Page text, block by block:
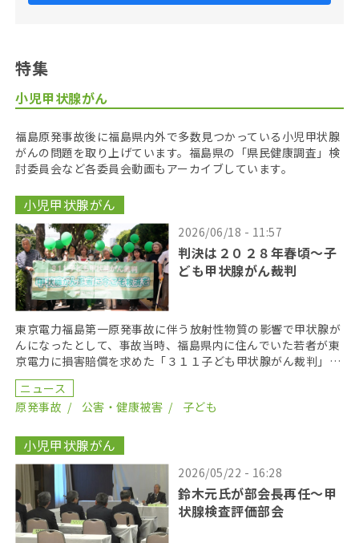
特集
小児甲状腺がん
福島原発事故後に福島県内外で多数見つかっている小児甲状腺
がんの問題を取り上げています。福島県の「県民健康調査」検
討委員会など各委員会動画もアーカイブしています。
小児甲状腺がん
2026/06/18 - 11:57
判決は２０２８年春頃〜子
ども甲状腺がん裁判
東京電力福島第一原発事故に伴う放射性物質の影響で甲状腺が
んになったとして、事故当時、福島県内に住んでいた若者が東
京電力に損害賠償を求めた「３１１子ども甲状腺がん裁判」の
第１８回口頭弁論が２０２６年６月１７日に開かれた。裁 […]
ニュース
原発事故
公害・健康被害 子ども
小児甲状腺がん
2026/05/22 - 16:28
鈴木元氏が部会長再任〜甲
状腺検査評価部会